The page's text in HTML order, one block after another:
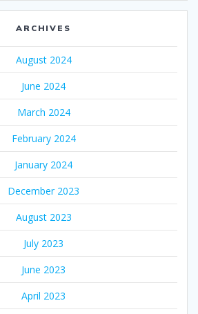
ARCHIVES
August 2024
June 2024
March 2024
February 2024
January 2024
December 2023
August 2023
July 2023
June 2023
April 2023